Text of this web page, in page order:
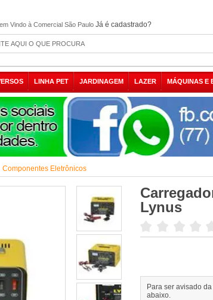
Vindo à Comercial São Paulo Já é cadastrado?
LINHA PET JARDINAGEM LAZER MÁQUINAS E
Componentes Eletrônicos
Lynus
Para ser avisado
abaixo.